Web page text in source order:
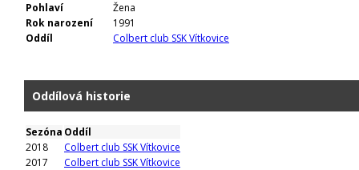
Pohlaví
Žena
Rok narození
1991
Oddíl
Colbert club SSK Vítkovice
Oddílová historie
Sezóna Oddíl
2018
Colbert club SSK Vítkovice
2017
Colbert club SSK Vítkovice